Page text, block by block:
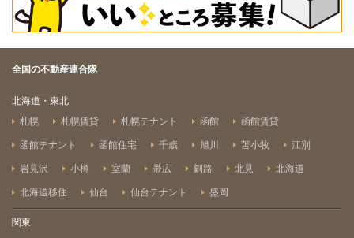
全国の不動産連合隊
北海道・東北
札幌
札幌賃貸 札幌テナント 函館 函館賃貸
函館テナント 函館住宅 千歳 旭川 苫小牧 江別
岩見沢 小樽 室蘭 帯広 釧路 北見 北海道
北海道移住 仙台 仙台テナント 盛岡
関東